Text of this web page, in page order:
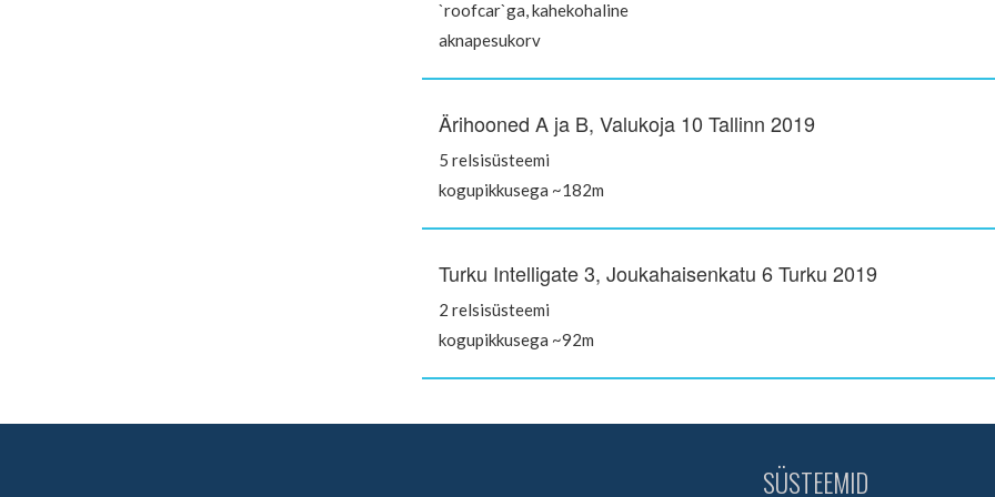
`roofcar`ga, kahekohaline
aknapesukorv
Ärihooned A ja B, Valukoja 10 Tallinn 2019
5 relsisüsteemi
kogupikkusega ~182m
Turku Intelligate 3, Joukahaisenkatu 6 Turku 2019
2 relsisüsteemi
kogupikkusega ~92m
SÜSTEEMID